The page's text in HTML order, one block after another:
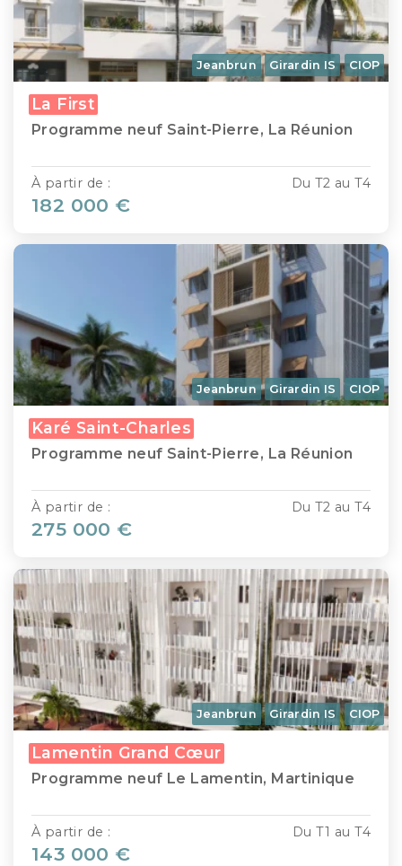
Jeanbrun Girardin IS CIOP
La First
Programme neuf Saint-Pierre, La Réunion
Du T2 au T4
À partir de :
182 000 €
Jeanbrun Girardin IS CIOP
Karé Saint-Charles
Programme neuf Saint-Pierre, La Réunion
Du T2 au T4
À partir de :
275 000 €
Jeanbrun Girardin IS CIOP
Lamentin Grand Cœur
Programme neuf Le Lamentin, Martinique
Du T1 au T4
À partir de :
143 000 €